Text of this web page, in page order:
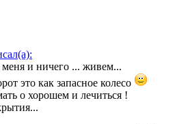
и ничего ... живем...
это как запасное колесо
о хорошем и лечиться !